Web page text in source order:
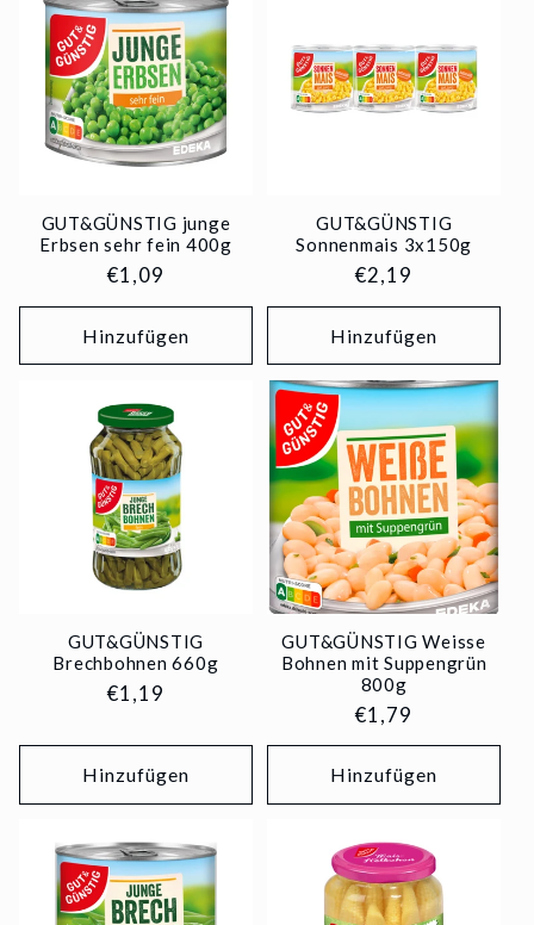
GUT&GÜNSTIG junge
Erbsen sehr fein 400g
Normaler
Preis
€1,09
Hinzufügen
GUT&GÜNSTIG
Sonnenmais 3x150g
Normaler
Preis
€2,19
Hinzufügen
GUT&GÜNSTIG
Brechbohnen 660g
Normaler
€1,19
Hinzufügen
GUT&GÜNSTIG Weisse
Bohnen mit Suppengrün
800g
Normaler
Preis
€1,79
Hinzufügen